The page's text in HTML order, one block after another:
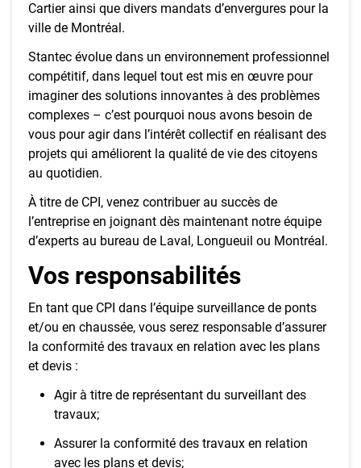
Cartier ainsi que divers mandats d’envergures pour la
ville de Montréal.
Stantec évolue dans un environnement professionnel
compétitif, dans lequel tout est mis en œuvre pour
imaginer des solutions innovantes à des problèmes
complexes – c’est pourquoi nous avons besoin de
vous pour agir dans l’intérêt collectif en réalisant des
projets qui améliorent la qualité de vie des citoyens
au quotidien.
À titre de CPI, venez contribuer au succès de
l’entreprise en joignant dès maintenant notre équipe
d’experts au bureau de Laval, Longueuil ou Montréal.
Vos responsabilités
En tant que CPI dans l’équipe surveillance de ponts
et/ou en chaussée, vous serez responsable d’assurer
la conformité des travaux en relation avec les plans
et devis :
Agir à titre de représentant du surveillant des
travaux;
Assurer la conformité des travaux en relation
avec les plans et devis;